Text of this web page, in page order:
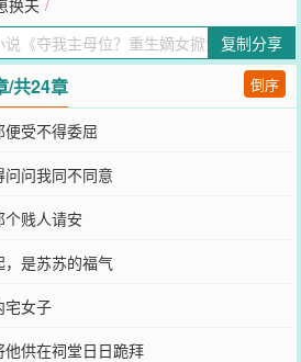
竹马当想平妻？做梦，只能为妾。想要
晨昏定省，端茶倒水，一律不能少。林
身体，一步步爬上高位，成为大晋第一
万人之上。一回头，怎么身后跟着一个
生嫡女掀江山
友推荐哦！
复制分享
/共24章 倒序
受不得委屈
问我同不同意
贱人请安
是苏苏的福气
宅女子
供在祠堂日日跪拜